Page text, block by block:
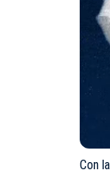
Con